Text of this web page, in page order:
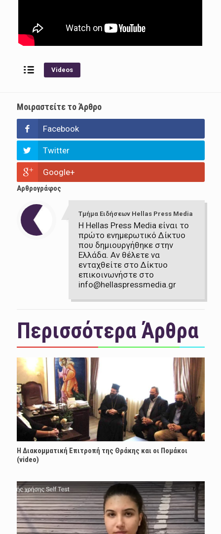
Videos
Μοιραστείτε το Άρθρο
Facebook
Twitter
Google+
Αρθρογράφος
Τμήμα Ειδήσεων Hellas Press Media
Η Hellas Press Media είναι το
πρώτο ενημερωτικό Δίκτυο
που δημιουργήθηκε στην
Ελλάδα. Αν θέλετε να
ενταχθείτε στο Δίκτυο
επικοινωνήστε στο
info@hellaspressmedia.gr
Περισσότερα Άρθρα
Η Διακομματική Επιτροπή της Θράκης και οι Πομάκοι
(video)